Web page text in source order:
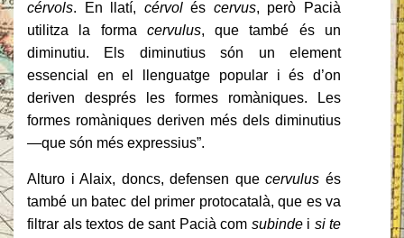
cérvols. En llatí, cérvolés cervus, però Pacià
utilitza la forma cervulus, que també és un
diminutiu. Els diminutius són un element
essencial en el llenguatge popular i és d’on
deriven després les formes romàniques. Les
formes romàniques deriven més dels diminutius
—que són més expressius”.
Alturo i Alaix, doncs, defensen quecervulus és
també un batec del primer protocatalà, que es va
filtrar als textos de sant Pacià com subindei si te